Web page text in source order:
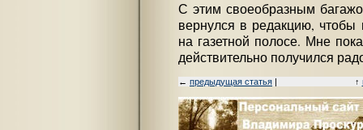
С этим своеобразным
вернулся в редакцию, чтобы
на газетной полосе. Мне
действительно получился
← предыдущая статья | ↑